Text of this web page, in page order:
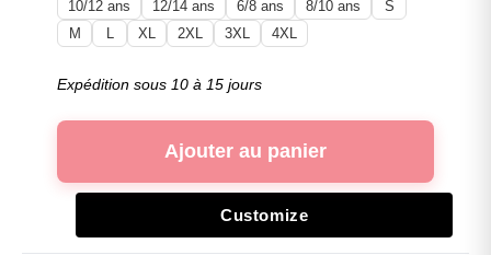
10/12 ans 12/14 ans 6/8 ans 8/10 ans
S
M
L XL 2XL 3XL 4XL
Expédition sous 10 à 15 jours
Ajouter au panier
Customize